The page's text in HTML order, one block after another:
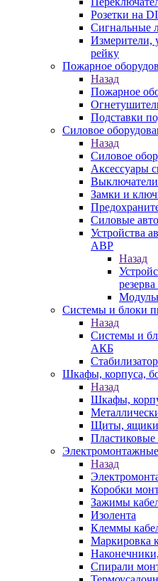
Розетки на
Сигнальные
Измерители,
рейку
Пожарное
Назад
Пожарное
Подставки
Силовое
Назад
Силовое
Аксессуары
Замки и
Силовые
Устройства
АВР
Назад
Системы и блоки
Назад
Системы и
АКБ
Шкафы, корпуса,
Назад
Шкафы,
Щиты, ящики
Пластиковые
Назад
Коробки
Зажимы
Изолента
Клеммы
Маркировка
Спирали